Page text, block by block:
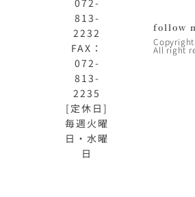
813-
2232
FAX：
072-
813-
2235
[定休日]
毎週火曜
日・水曜
日
follow
All right